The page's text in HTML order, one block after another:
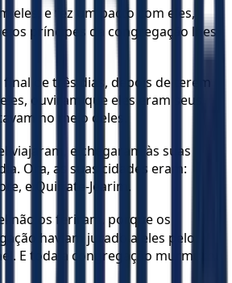
eles, e fez um pacto com eles,
os príncipes da congregação lhes
final de três dias, depois de terem
ouviram que eles eram seus
no meio deles.
viajaram, e chegaram às suas
Ora, as suas cidades eram:
e Quiriate-Jearim.
não os feriram, porque os
haviam jurado a eles pelo
E toda a congregação murmurou